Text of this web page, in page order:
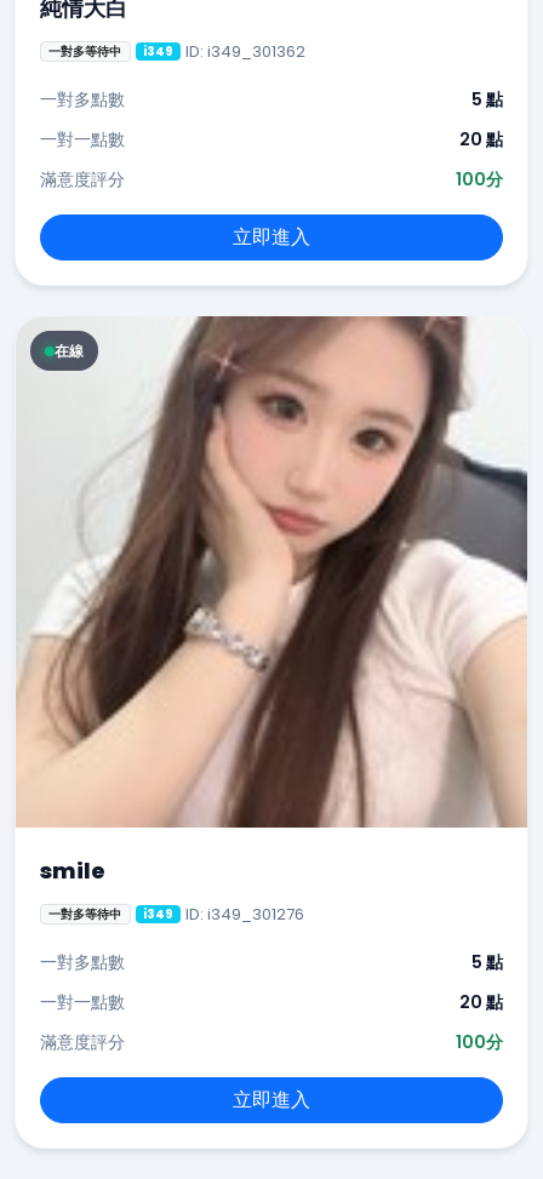
純情大白
一對多等待中 i349 ID: i349_301362
一對多點數
5 點
一對一點數
20 點
滿意度評分
100分
立即進入
在線
smile
一對多等待中 i349 ID: i349_301276
一對多點數
5 點
一對一點數
20 點
滿意度評分
100分
立即進入